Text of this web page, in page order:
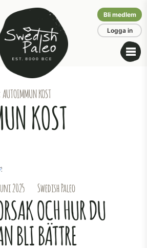
Bli medlem
Logga in
KOST
KOST
2025 Swedish Paleo
OCH HUR DU
BLI BÄTTRE